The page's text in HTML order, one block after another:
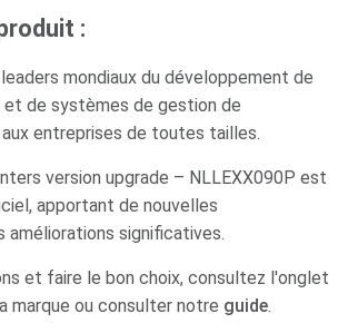
:
mondiaux du développement de
et de systèmes de gestion de
entreprises de toutes tailles.
version upgrade – NLLEXX090P est
apportant de nouvelles
significatives.
et faire le bon choix, consultez l'onglet
marque ou consulter notre guide.